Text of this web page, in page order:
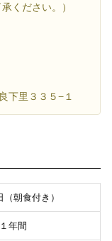
ください。）
下里３３５−１
朝食付き）
年間